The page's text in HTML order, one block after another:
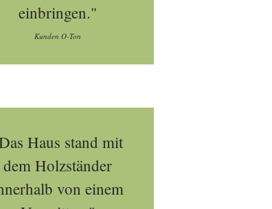
einbringen."
Kunden O-Ton
Haus stand mit
dem Holzständer
von einem